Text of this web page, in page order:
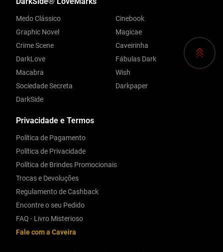
Privacidade e Termos
Política de Pagamento
Política de Privacidade
Política de Brindes Promocionais
Trocas e Devoluções
Regulamento de Cashback
Encontre o seu Pedido
FAQ - Livro Misterioso
Fale com a Caveira
Medo Clássico
Graphic Novel
Crime Scene
DarkLove
Macabra
Sociedade Secreta
DarkSide
Cinebook
Magicae
Caveirinha
Fábulas Dark
Wish
Darkpaper